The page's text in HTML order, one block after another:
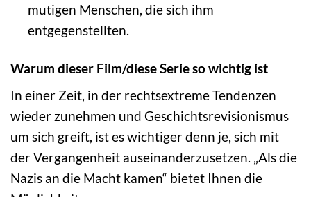
mutigen Menschen, die sich ihm
entgegenstellten.
Warum dieser Film/diese Serie so wichtig ist
In einer Zeit, in der rechtsextreme Tendenzen
wieder zunehmen und Geschichtsrevisionismus
um sich greift, ist es wichtiger denn je, sich mit
der Vergangenheit auseinanderzusetzen. „Als die
Nazis an die Macht kamen“ bietet Ihnen die